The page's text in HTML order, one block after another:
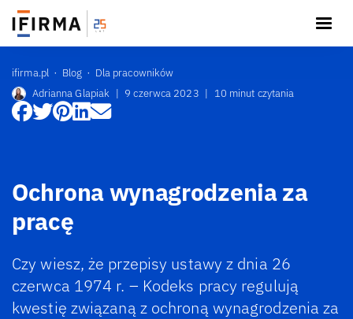
ifirma.pl Blog
Dla pracowników
Adrianna Glapiak | 9 czerwca 2023 | 10 minut czytania
Ochrona wynagrodzenia za
pracę
Czy wiesz, że przepisy ustawy z dnia 26
czerwca 1974 r. – Kodeks pracy regulują
kwestię związaną z ochroną wynagrodzenia za